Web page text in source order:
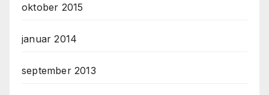
oktober 2015
januar 2014
september 2013